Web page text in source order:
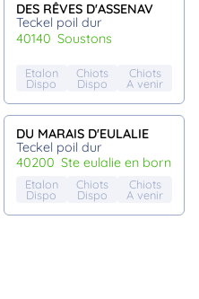
DES RÊVES D'ASSENAV
Teckel poil dur
40140
soustons
Etalon
Dispo
Chiots
Dispo
Chiots
A venir
DU MARAIS D'EULALIE
Teckel poil dur
40200
ste eulalie en born
Etalon
Dispo
Chiots
Dispo
Chiots
A venir